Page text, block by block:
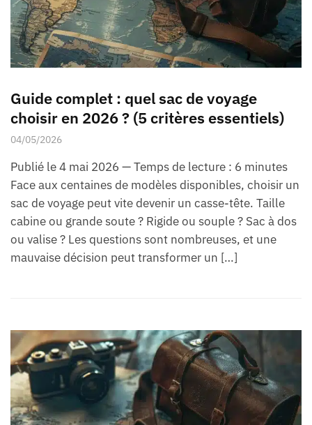
Guide complet : quel sac de voyage
choisir en 2026 ? (5 critères essentiels)
04/05/2026
Publié le 4 mai 2026 — Temps de lecture : 6 minutes
Face aux centaines de modèles disponibles, choisir un
sac de voyage peut vite devenir un casse-tête. Taille
cabine ou grande soute ? Rigide ou souple ? Sac à dos
ou valise ? Les questions sont nombreuses, et une
mauvaise décision peut transformer un […]